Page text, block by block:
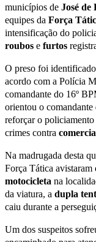
municípios de José de
equipes da Força
intensificação do
roubos e furtos
O preso foi
acordo com a Polícia
comandante do 16º
orientou o comandante
reforçar o policiamento
crimes contra
Na madrugada desta
Força Tática avistaram
motocicleta na
da viatura, a dupla
caiu durante a
Um dos suspeitos